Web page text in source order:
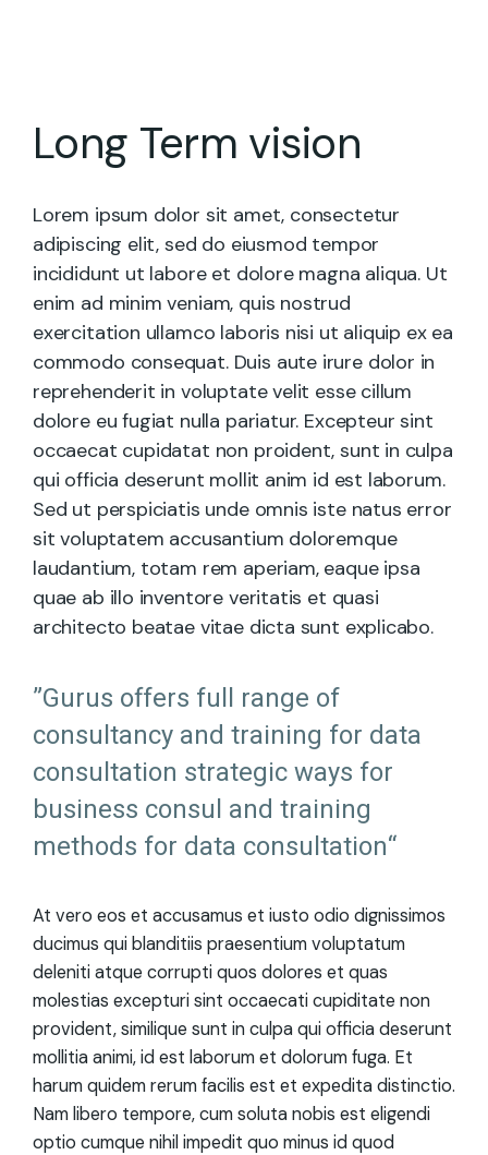
Long Term vision
Lorem ipsum dolor sit amet, consectetur
adipiscing elit, sed do eiusmod tempor
incididunt ut labore et dolore magna aliqua. Ut
enim ad minim veniam, quis nostrud
exercitation ullamco laboris nisi ut aliquip ex ea
commodo consequat. Duis aute irure dolor in
reprehenderit in voluptate velit esse cillum
dolore eu fugiat nulla pariatur. Excepteur sint
occaecat cupidatat non proident, sunt in culpa
qui officia deserunt mollit anim id est laborum.
Sed ut perspiciatis unde omnis iste natus error
sit voluptatem accusantium doloremque
laudantium, totam rem aperiam, eaque ipsa
quae ab illo inventore veritatis et quasi
architecto beatae vitae dicta sunt explicabo.
”Gurus offers full range of
consultancy and training for data
consultation strategic ways for
business consul and training
methods for data consultation“
At vero eos et accusamus et iusto odio dignissimos
ducimus qui blanditiis praesentium voluptatum
deleniti atque corrupti quos dolores et quas
molestias excepturi sint occaecati cupiditate non
provident, similique sunt in culpa qui officia deserunt
mollitia animi, id est laborum et dolorum fuga. Et
harum quidem rerum facilis est et expedita distinctio.
Nam libero tempore, cum soluta nobis est eligendi
optio cumque nihil impedit quo minus id quod